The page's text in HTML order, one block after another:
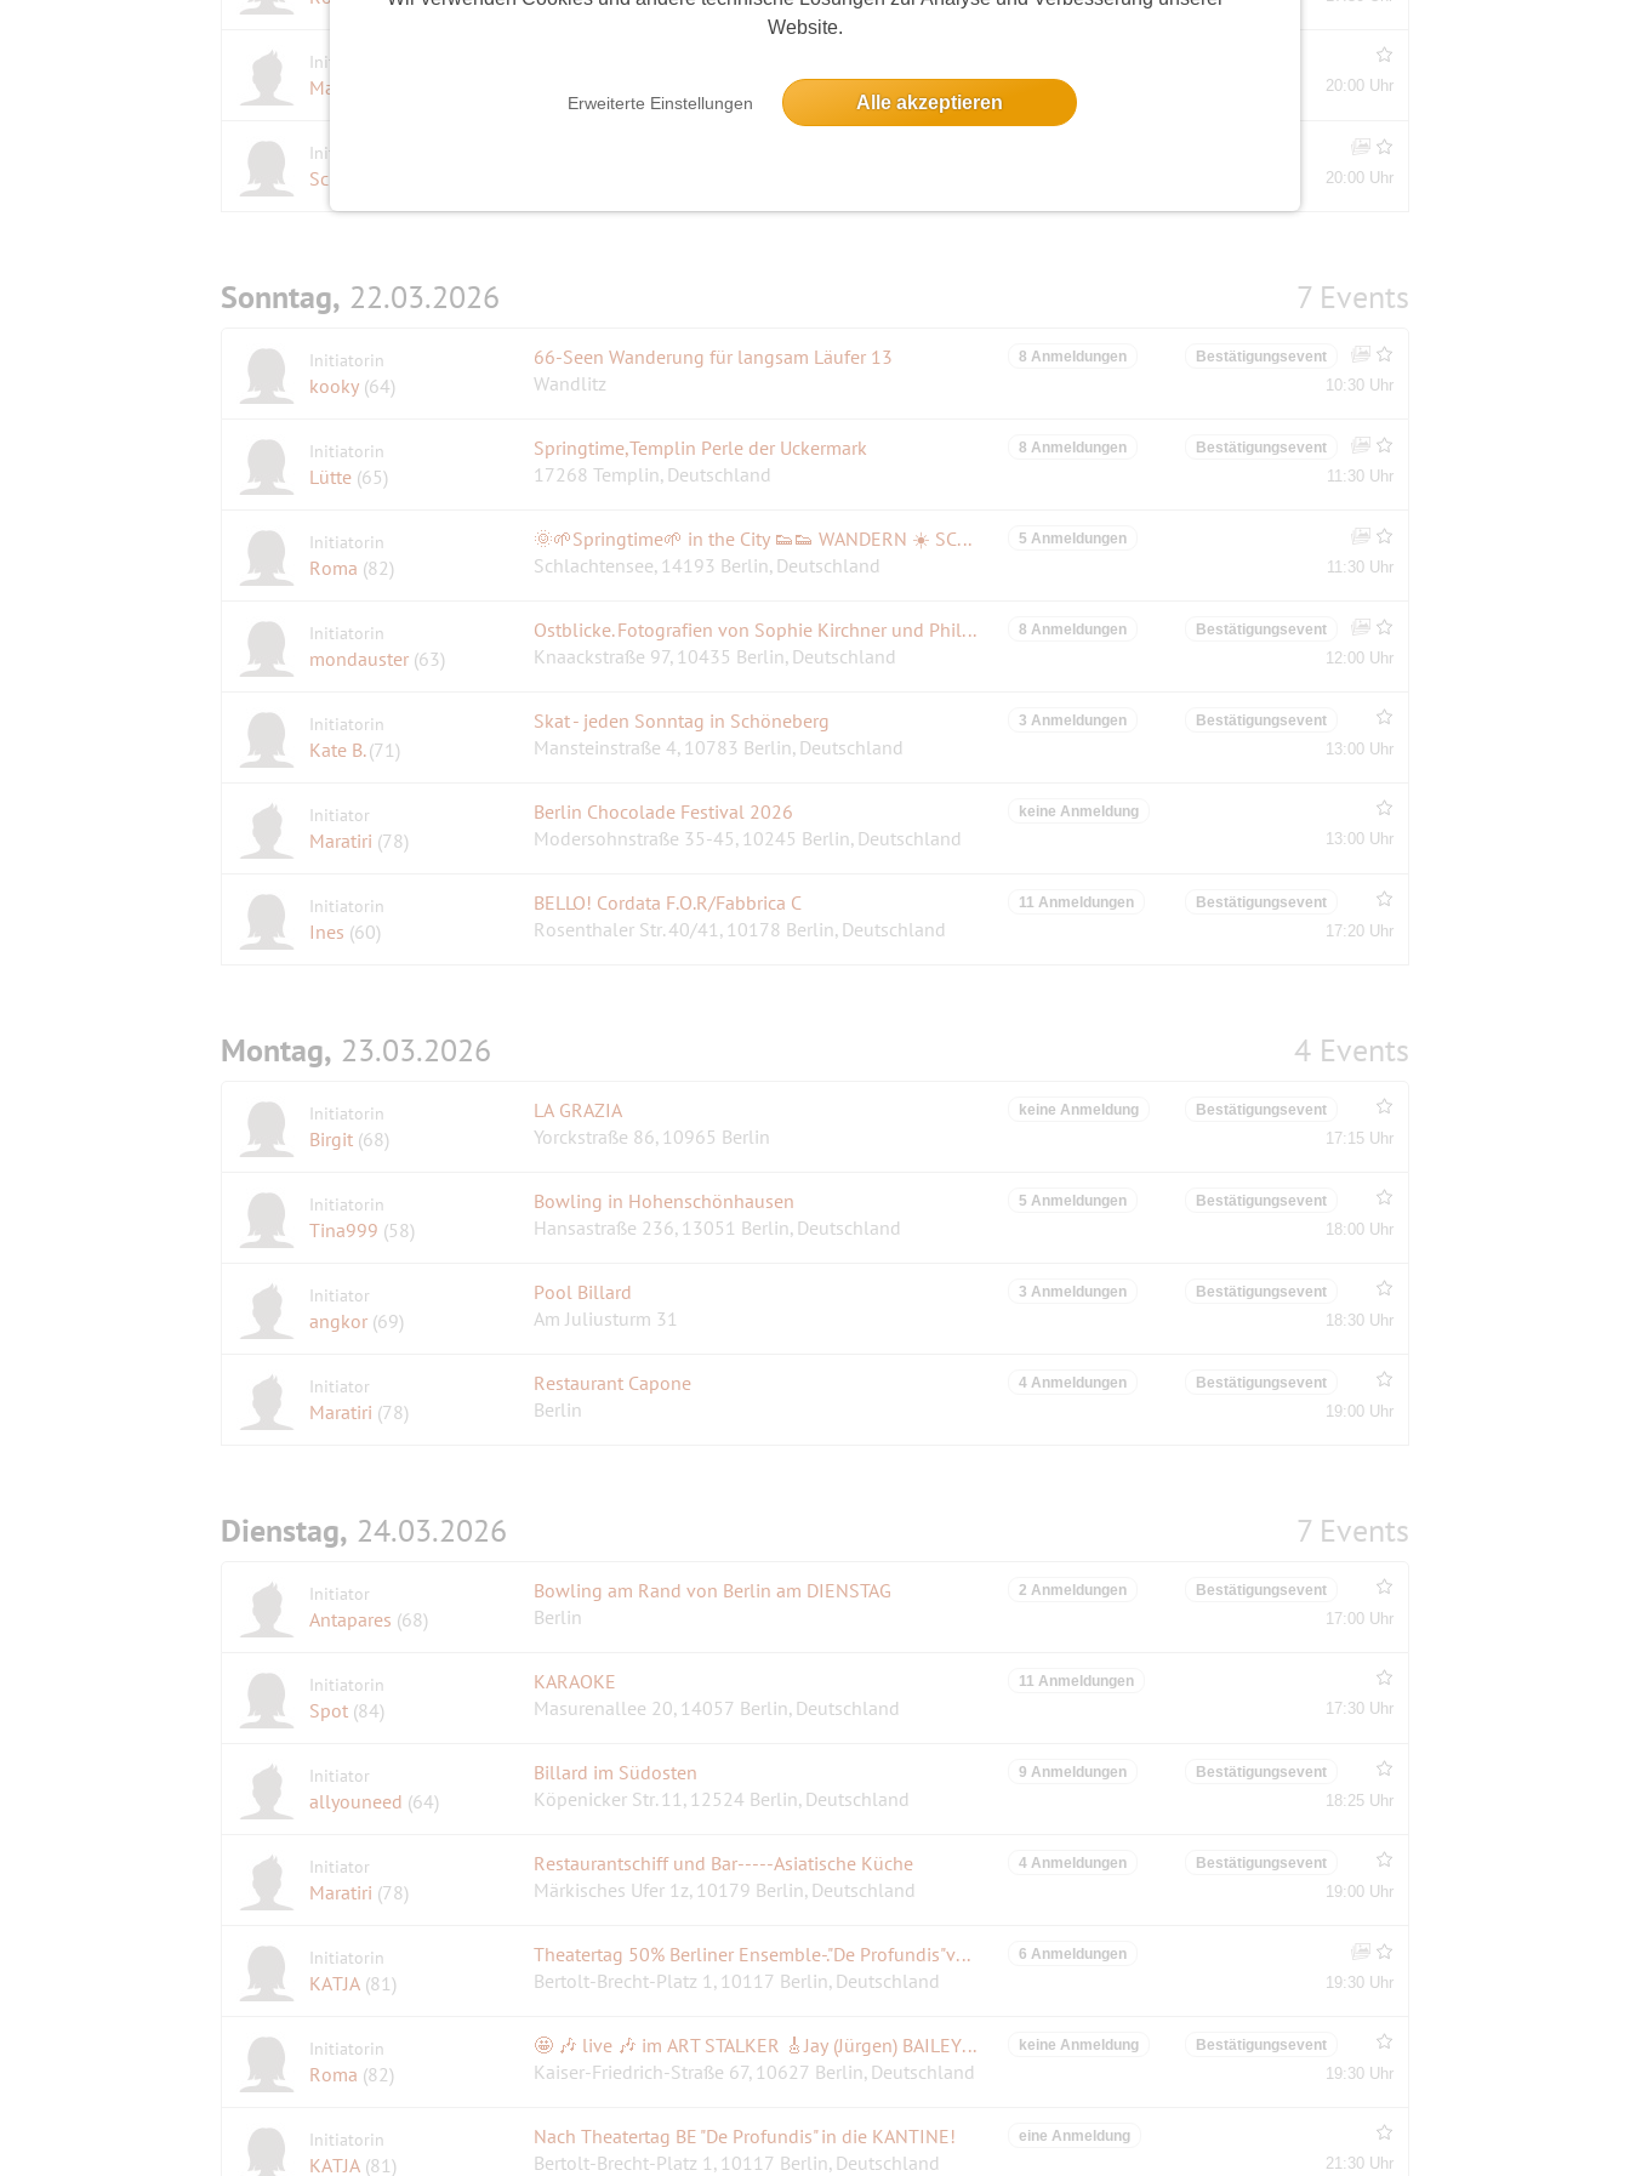
Website.
Erweiterte Einstellungen Alle akzeptieren
Initiator
Maratiri
Lüneburger Str. 370, 10557 Berlin, Deutschland
20:00 Uhr
Initiatorin
Schreibkatze 20:00 Uhr
Sonntag, 22.03.2026 7 Events
Initiatorin
kooky (64)
66-Seen Wanderung für langsam Läufer 13
Wandlitz
8 Anmeldungen Bestätigungsevent
10:30 Uhr
Initiatorin
Lütte (65)
Springtime,Templin Perle der Uckermark
17268 Templin, Deutschland
8 Anmeldungen Bestätigungsevent
11:30 Uhr
Initiatorin
Roma (82)
🌞🌱Springtime🌱 in the City 👟👟 WANDERN ☀️ SCHLACHTENSEE + KRUMME LANKE 👫👬🚶m. EINKEHR ☕🍶🍨🍰🍽
Schlachtensee, 14193 Berlin, Deutschland
5 Anmeldungen
11:30 Uhr
Initiatorin
mondauster (63)
Ostblicke. Fotografien von Sophie Kirchner und Philipp Baumgarten
Knaackstraße 97, 10435 Berlin, Deutschland
8 Anmeldungen Bestätigungsevent
12:00 Uhr
Initiatorin
Kate B. (71)
Skat - jeden Sonntag in Schöneberg
Mansteinstraße 4, 10783 Berlin, Deutschland
3 Anmeldungen Bestätigungsevent
13:00 Uhr
Initiator
Maratiri (78)
Berlin Chocolade Festival 2026
Modersohnstraße 35-45, 10245 Berlin, Deutschland
keine Anmeldung
13:00 Uhr
Initiatorin
Ines (60)
BELLO! Cordata F.O.R/Fabbrica C
Rosenthaler Str. 40/41, 10178 Berlin, Deutschland
11 Anmeldungen Bestätigungsevent
17:20 Uhr
Montag, 23.03.2026 4 Events
Initiatorin
Birgit (68)
LA GRAZIA
Yorckstraße 86, 10965 Berlin
keine Anmeldung Bestätigungsevent
17:15 Uhr
Initiatorin
Tina999 (58)
Bowling in Hohenschönhausen
Hansastraße 236, 13051 Berlin, Deutschland
5 Anmeldungen Bestätigungsevent
18:00 Uhr
Initiator
angkor (69)
Pool Billard
Am Juliusturm 31
3 Anmeldungen Bestätigungsevent
18:30 Uhr
Initiator
Maratiri (78)
Restaurant Capone
Berlin
4 Anmeldungen Bestätigungsevent
19:00 Uhr
Dienstag, 24.03.2026 7 Events
Initiator
Antapares (68)
Bowling am Rand von Berlin am DIENSTAG
Berlin
2 Anmeldungen Bestätigungsevent
17:00 Uhr
Initiatorin
Spot (84)
KARAOKE
Masurenallee 20, 14057 Berlin, Deutschland
11 Anmeldungen
17:30 Uhr
Initiator
allyouneed (64)
Billard im Südosten
Köpenicker Str. 11, 12524 Berlin, Deutschland
9 Anmeldungen Bestätigungsevent
18:25 Uhr
Initiator
Maratiri (78)
Restaurantschiff und Bar-----Asiatische Küche
Märkisches Ufer 1z, 10179 Berlin, Deutschland
4 Anmeldungen Bestätigungsevent
19:00 Uhr
Initiatorin
KATJA (81)
Theatertag 50% Berliner Ensemble-."De Profundis"von Oscar Wilde mit Jens Harzer
Bertolt-Brecht-Platz 1, 10117 Berlin, Deutschland
6 Anmeldungen
19:30 Uhr
Initiatorin
Roma (82)
🤩 🎶 live 🎶 im ART STALKER 🎸Jay (Jürgen) BAILEY🎸 Jam Session FUNK-SOUL-ROCK-BLUES (ehem.RICK's)
Kaiser-Friedrich-Straße 67, 10627 Berlin, Deutschland
keine Anmeldung Bestätigungsevent
19:30 Uhr
Initiatorin
KATJA (81)
Nach Theatertag BE "De Profundis" in die KANTINE!
Bertolt-Brecht-Platz 1, 10117 Berlin, Deutschland
eine Anmeldung
21:30 Uhr